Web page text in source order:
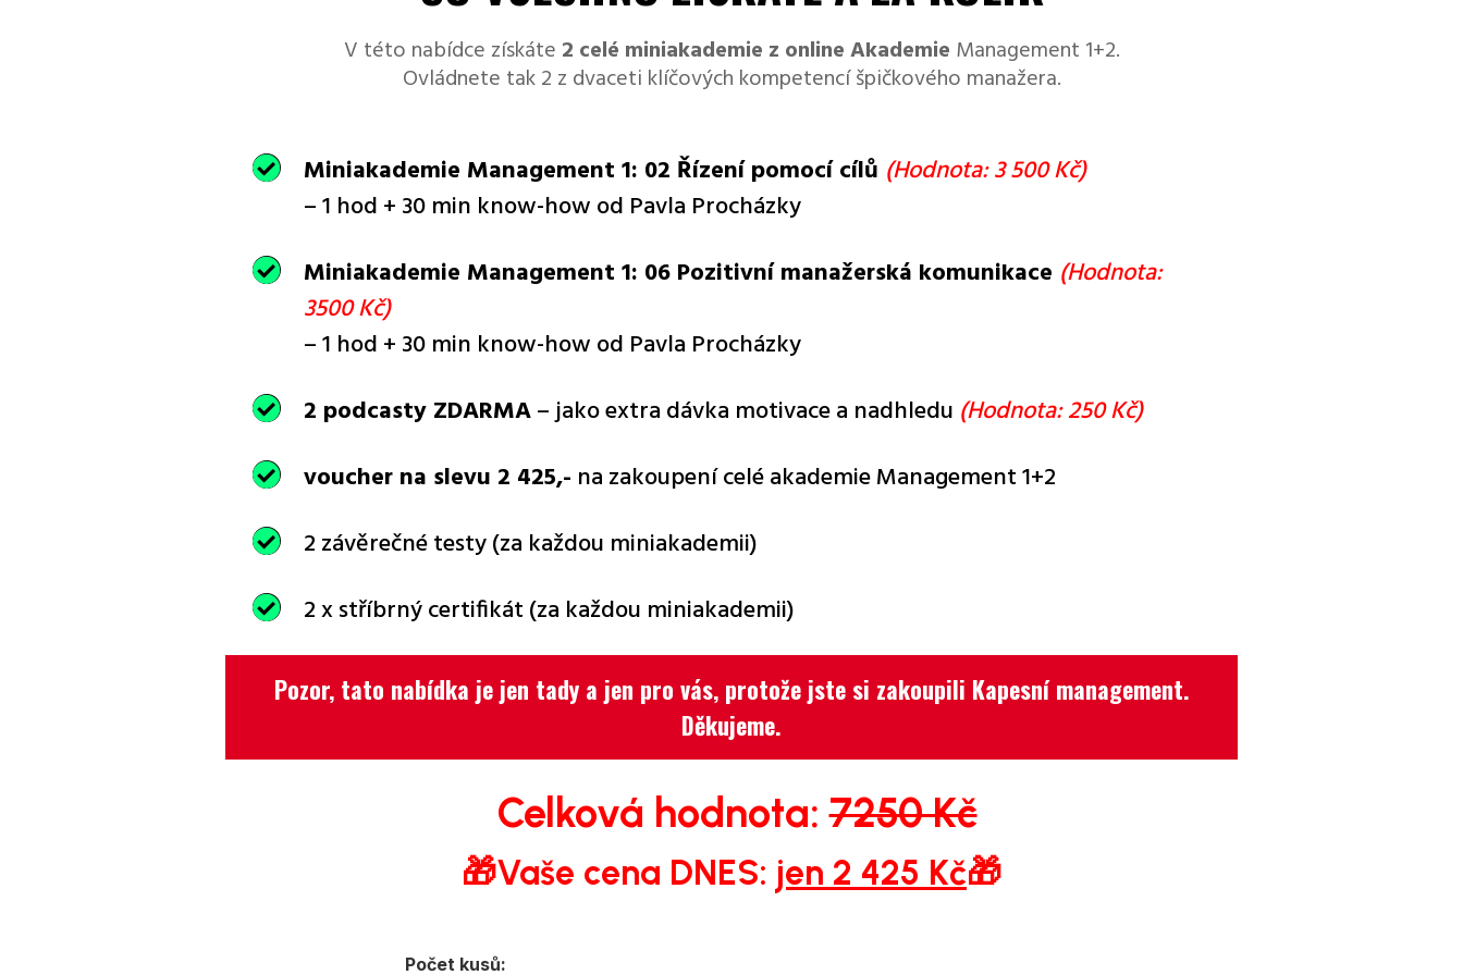
V této nabídce získáte 2 celé miniakademie z online Akademie Management 1+2.
Ovládnete tak 2 z dvaceti klíčových kompetencí špičkového manažera.
 Miniakademie Management 1: 02 Řízení pomocí cílů (Hodnota: 3 500 Kč)
– 1 hod + 30 min know-how od Pavla Procházky
 Miniakademie Management 1: 06 Pozitivní manažerská komunikace (Hodnota:
3500 Kč)
– 1 hod + 30 min know-how od Pavla Procházky
 2 podcasty ZDARMA– jako extra dávka motivace a nadhledu (Hodnota: 250 Kč)
 voucher na slevu 2 425,- na zakoupení celé akademie Management 1+2
 2 závěrečné testy (za každou miniakademii)
 2 x stříbrný certifikát (za každou miniakademii)
Pozor, tato nabídka je jen tady a jen pro vás, protože jste si zakoupili Kapesní management.
Děkujeme.
Celková hodnota:7250 Kč
🎁Vaše cena DNES: jen 2 425 Kč🎁
Počet kusů: